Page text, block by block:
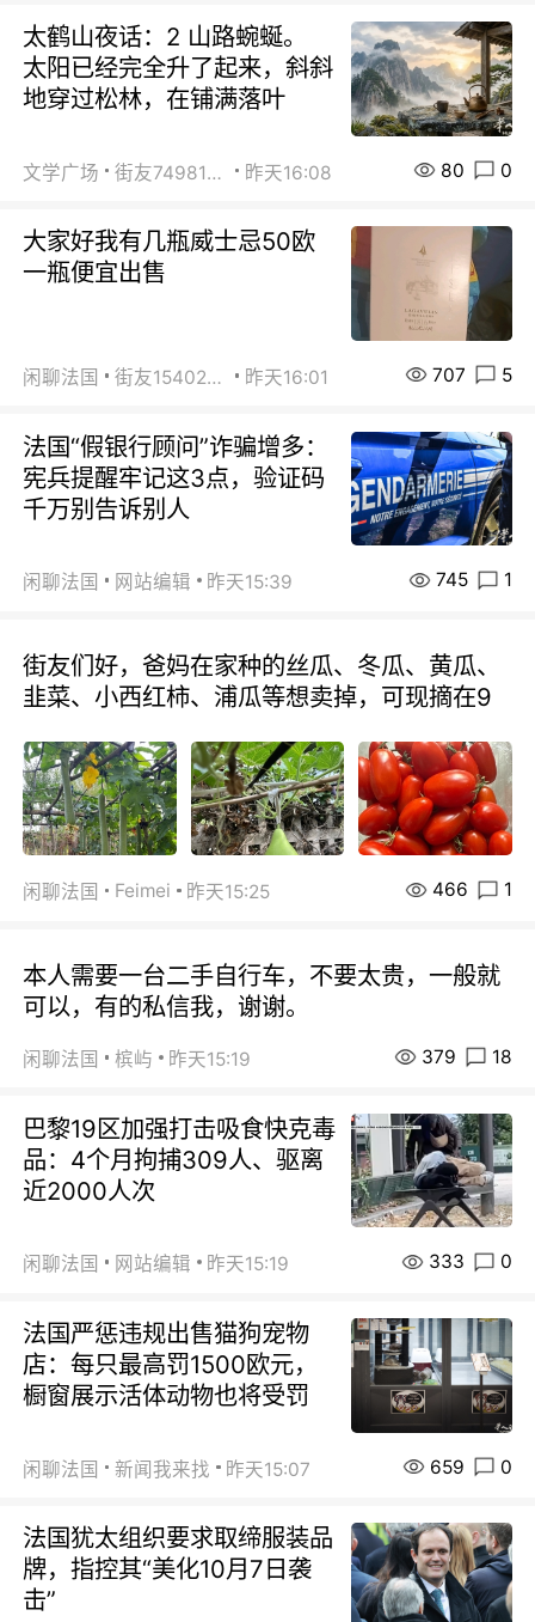
太鹤山夜话：2 山路蜿蜒。
太阳已经完全升了起来，斜斜
地穿过松林，在铺满落叶
文学广场 街友74981146 昨天16:08 80 0
大家好我有几瓶威士忌50欧
一瓶便宜出售
闲聊法国 街友15402223 昨天16:01 707 5
法国“假银行顾问”诈骗增多：
宪兵提醒牢记这3点，验证码
千万别告诉别人
闲聊法国 网站编辑 昨天15:39 745 1
街友们好，爸妈在家种的丝瓜、冬瓜、黄瓜、
韭菜、小西红柿、浦瓜等想卖掉，可现摘在9
闲聊法国 Feimei 昨天15:25 466 1
本人需要一台二手自行车，不要太贵，一般就
可以，有的私信我，谢谢。
闲聊法国 槟屿 昨天15:19 379 18
巴黎19区加强打击吸食快克毒
品：4个月拘捕309人、驱离
近2000人次
闲聊法国 网站编辑 昨天15:19 333 0
法国严惩违规出售猫狗宠物
店：每只最高罚1500欧元，
橱窗展示活体动物也将受罚
闲聊法国 新闻我来找 昨天15:07 659 0
法国犹太组织要求取缔服装品
牌，指控其“美化10月7日袭
击”